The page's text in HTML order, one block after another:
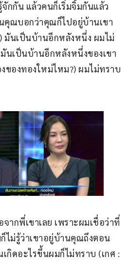
จักกัน แล้วคนก็เริ่มจิ้มกันแล้ว
ณบอกว่าคุณก็ไปอยู่บ้านเขา
) มันเป็นบ้านอีกหลังหนึ่ง ผมไม่
มันเป็นบ้านอีกหลังหนึ่งของเขา
ของทองใหม่ไหม?) ผมไม่ทราบ
ากพี่เขาเลย เพราะผมเชื่อว่าที่
ไม่รู้ว่าเขาอยู่บ้านคุณถึงตอน
กิดอะไรขึ้นผมก็ไม่ทราบ (เกศ :